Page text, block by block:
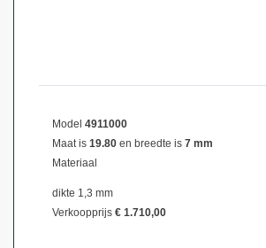
Model 4911000
Maat is 19.80 en breedte is 7 mm
Materiaal
dikte 1,3 mm
Verkoopprijs € 1.710,00